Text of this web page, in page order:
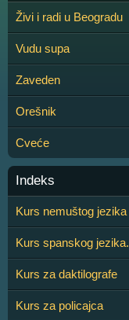
Živi i radi u Beogradu
Vudu supa
Zaveden
Orešnik
Cveće
Indeks
Kurs nemuštog jezika
Kurs spanskog jezika.
Kurs za daktilografe
Kurs za policajca